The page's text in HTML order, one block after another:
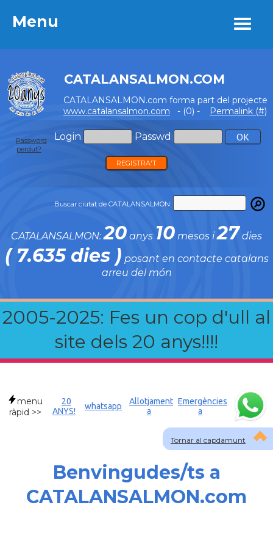
Menu
CATALANSALMON.COM
CATALANSALMON.com forma part del projecte
www.catalansalmon.com - (0) - Permalink (#)
Login Passwd
Password
perdut?
REGISTRA'T
Buscar ciutat de CATALANSALMON:
CATALANSALMON:20 anys 10 mesos i27 dies
( 7.635 dies ) posant en contacte catalans
arreu del món
2005-2025: Fes un cop d'ull al
site dels 20 anys!!!!
Menu
Tornar al capdamunt
menu
ràpid >>
20
ANYS!
whatsapp
Allotjament
a
Emergències
a
Benvingudes/ts a
CATALANSALMON.com